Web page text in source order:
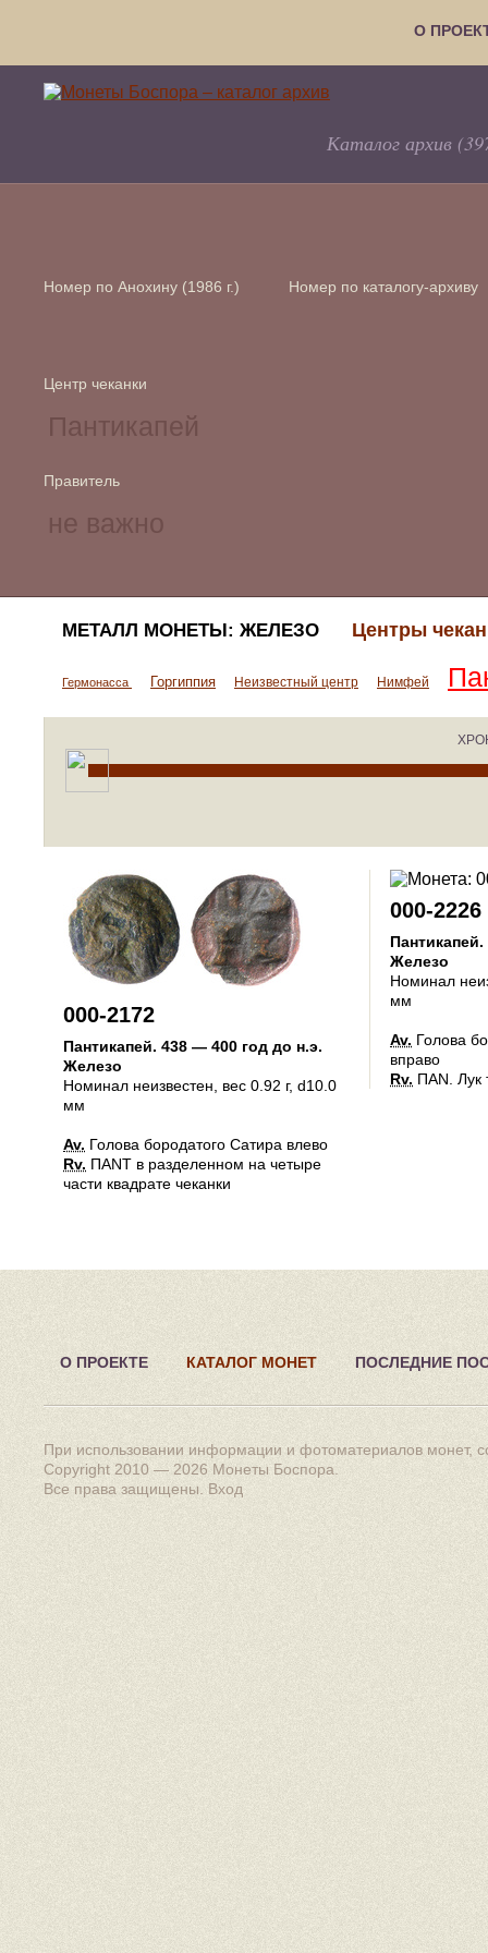
О
Каталог архив
Номер по Анохину (1986 г.) Номер по каталогу-архиву
Центр чеканки
Правитель
МЕТАЛЛ МОНЕТЫ: ЖЕЛЕЗО Центры
Гермонасса Горгиппия Неизвестный центр Нимфей
000-2172
Пантикапей. 438 — 400 год до н.э.
Железо
Номинал неизвестен , вес 0.92 г, d10.0
мм
Av. Голова бородатого Сатира влево
Rv. ПАNT в разделенном на четыре
части квадрате чеканки
000-2226
Пантикапей.
Железо
Номинал
мм
Av. Голова
вправо
Rv. ПАN. Лук
О ПРОЕКТЕ КАТАЛОГ МОНЕТ ПОСЛЕДНИЕ
При использовании информации и фотоматериалов монет,
Copyright 2010 — 2026 Монеты Боспора
Все права защищены.Вход